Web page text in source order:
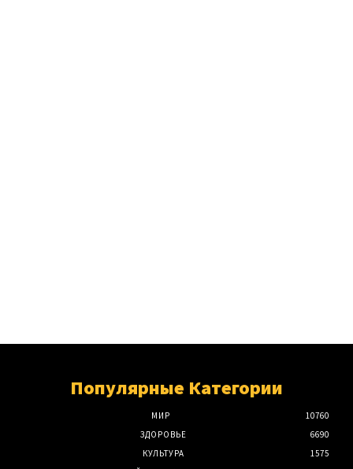
Популярные Категории
МИР
10760
ЗДОРОВЬЕ
6690
КУЛЬТУРА
1575